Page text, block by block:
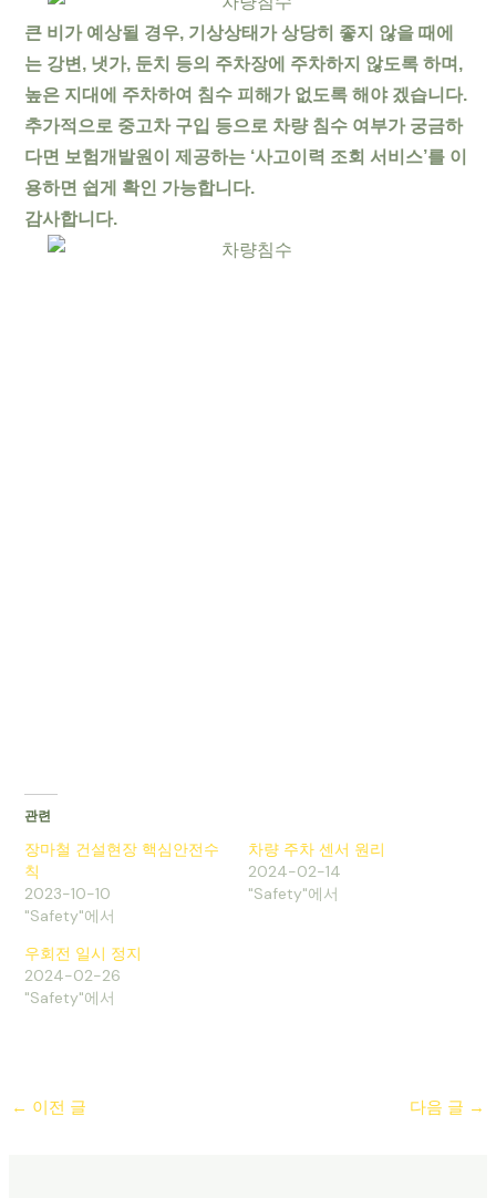
큰 비가 예상될 경우, 기상상태가 상당히 좋지 않을 때에
는 강변, 냇가, 둔치 등의 주차장에 주차하지 않도록 하며,
높은 지대에 주차하여 침수 피해가 없도록 해야 겠습니다.
추가적으로 중고차 구입 등으로 차량 침수 여부가 궁금하
다면 보험개발원이 제공하는 ‘사고이력 조회 서비스’를 이
용하면 쉽게 확인 가능합니다.
감사합니다.
관련
장마철 건설현장 핵심안전수
칙
2023-10-10
"Safety"에서
차량 주차 센서 원리
2024-02-14
"Safety"에서
우회전 일시 정지
2024-02-26
"Safety"에서
← 이전 글 다음 글 →